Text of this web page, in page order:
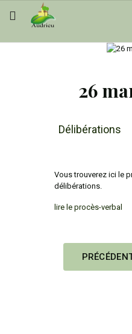
26
Délibérations
Vous trouverez ici le
délibérations.
lire le procès-verbal
ARTICLE